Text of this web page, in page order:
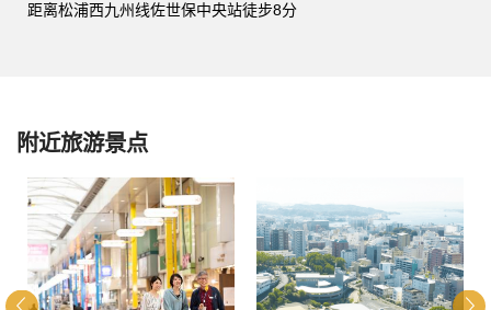
距离松浦西九州线佐世保中央站徒步8分
附近旅游景点